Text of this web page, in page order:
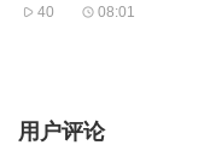
40 08:01
用户评论